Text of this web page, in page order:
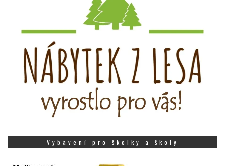
Vybavení pro školky a školy